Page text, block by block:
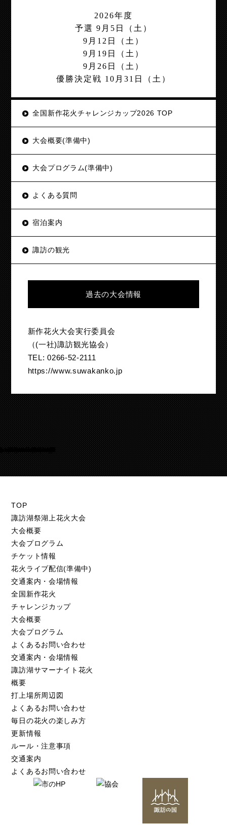
2026年度
予選 9月5日（土）
9月12日（土）
9月19日（土）
9月26日（土）
優勝決定戦 10月31日（土）
全国新作花火チャレンジカップ2026 TOP
大会概要(準備中)
大会プログラム(準備中)
よくある質問
宿泊案内
諏訪の観光
過去の大会情報
新作花火大会実行委員会
（(一社)諏訪観光協会）
TEL: 0266-52-2111
https://www.suwakanko.jp
Warning/home/suwakohanabi/suwako-hanabi.com/public_html/test.suwako-hanabi.com/wp-content/themes/suwako-hanabi_2018/footer.php50
TOP
諏訪湖祭湖上花火大会
大会概要
大会プログラム
チケット情報
花火ライブ配信(準備中)
交通案内・会場情報
全国新作花火
チャレンジカップ
大会概要
大会プログラム
よくあるお問い合わせ
交通案内・会場情報
諏訪湖サマーナイト花火
概要
打上場所周辺図
よくあるお問い合わせ
毎日の花火の楽しみ方
更新情報
ルール・注意事項
交通案内
よくあるお問い合わせ